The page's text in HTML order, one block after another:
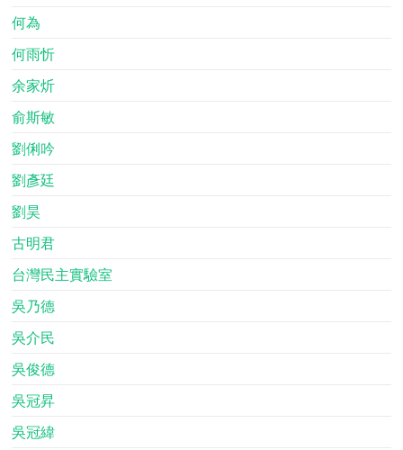
何為
何雨忻
余家炘
俞斯敏
劉俐吟
劉彥廷
劉昊
古明君
台灣民主實驗室
吳乃德
吳介民
吳俊德
吳冠昇
吳冠緯